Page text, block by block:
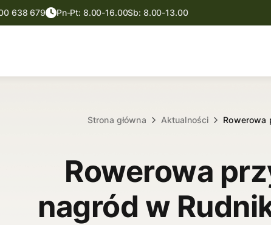
638 679 Pn-Pt: 8.00-16.00Sb: 8.00-13.00
O nas
Strona główna Aktualności Rowerowa
Rowerowa
nagród w